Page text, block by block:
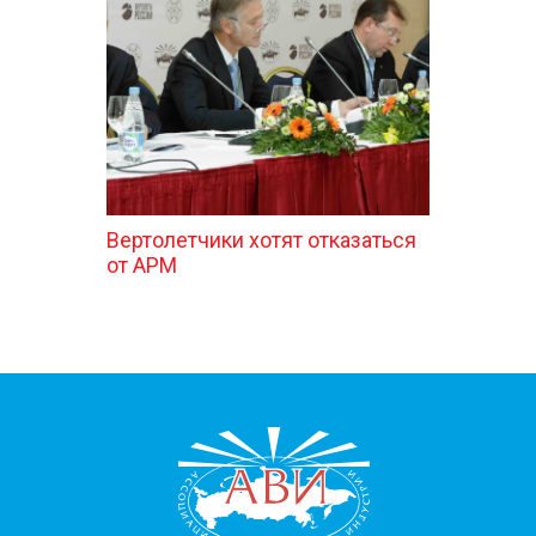
КОНТАКТЫ
Вертолетчики хотят отказаться
от АРМ